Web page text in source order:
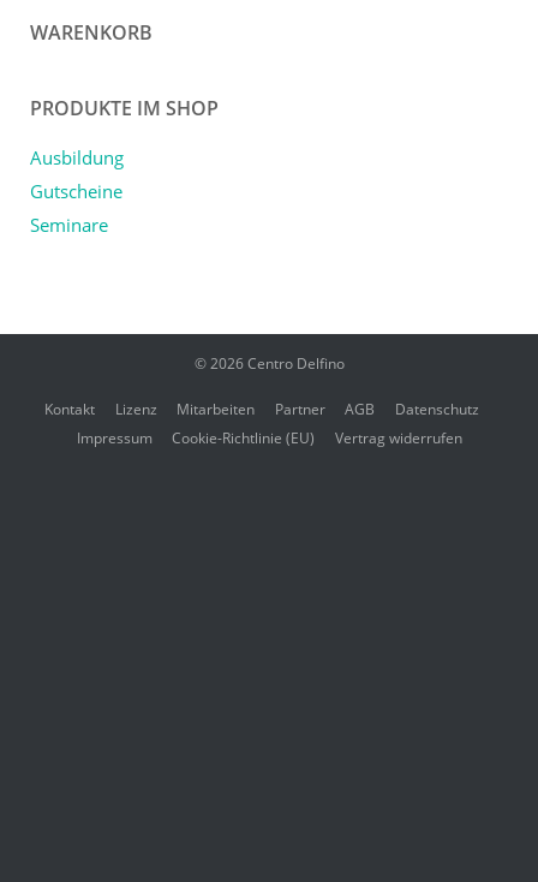
WARENKORB
PRODUKTE IM SHOP
Ausbildung
Gutscheine
Seminare
© 2026Centro Delfino
Kontakt Lizenz Mitarbeiten Partner AGB
Datenschutz
Impressum
Cookie-Richtlinie (EU) Vertrag widerrufen